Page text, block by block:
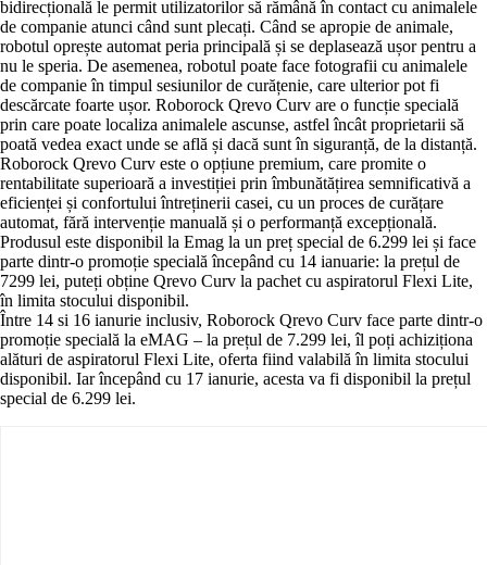
bidirecțională le permit utilizatorilor să rămână în contact cu animalele
de companie atunci când sunt plecați. Când se apropie de animale,
robotul oprește automat peria principală și se deplasează ușor pentru a
nu le speria. De asemenea, robotul poate face fotografii cu animalele
de companie în timpul sesiunilor de curățenie, care ulterior pot fi
descărcate foarte ușor. Roborock Qrevo Curv are o funcție specială
prin care poate localiza animalele ascunse, astfel încât proprietarii să
poată vedea exact unde se află și dacă sunt în siguranță, de la distanță.
Roborock Qrevo Curv este o opțiune premium, care promite o
rentabilitate superioară a investiției prin îmbunătățirea semnificativă a
eficienței și confortului întreținerii casei, cu un proces de curățare
automat, fără intervenție manuală și o performanță excepțională.
Produsul este disponibil la Emag la un preț special de 6.299 lei și face
parte dintr-o promoție specială începând cu 14 ianuarie: la prețul de
7299 lei, puteți obține Qrevo Curv la pachet cu aspiratorul Flexi Lite,
în limita stocului disponibil.
Între 14 si 16 ianurie inclusiv, Roborock Qrevo Curv face parte dintr-o
promoție specială la eMAG – la prețul de 7.299 lei, îl poți achiziționa
alături de aspiratorul Flexi Lite, oferta fiind valabilă în limita stocului
disponibil. Iar începând cu 17 ianurie, acesta va fi disponibil la prețul
special de 6.299 lei.